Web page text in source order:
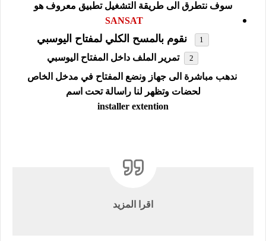
سوف نتطرق الى طريقة التشغيل تطبيق معروف هو
SANSAT
نقوم بالمسح الكلي لمفتاح اليوسبي
تمرير الملف داخل المفتاح اليوسبي
ندهب مباشرة الى جهاز ونضع المفتاح في مدخل الخاص
لحضات وتظهر لنا راسالة تحت اسم
installer extention
اقرا المزيد